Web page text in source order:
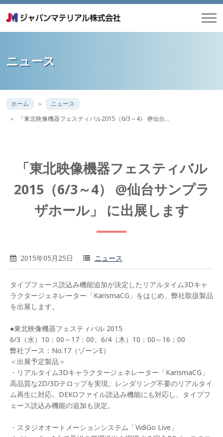
ニュース
ホーム
ニュース
「東北映像機器フェスティバル2015（6/3～4） @仙台…
「東北映像機器フェスティバル
2015（6/3～4） @仙台サンプラ
ザホール」 に出展します
2015年05月25日 ニュース
タイプフェース読込み機能追加が決定したリアルタイム3Dキャ
ラクタージェネレーター「KarismaCG」をはじめ、弊社取扱製品
を出展します。
●東北映像機器フェスティバル 2015
6/3（水）10：00～17：00、6/4（木）10：00～16：00
弊社ブース：No.17（ゾーンE）
＜出展予定製品＞
・リアルタイム3Dキャラクタージェネレーター「KarismaCG」
高品質な2D/3Dテロップを実現。レンダリング不要のリアルタイ
ム再生に対応。DEKOファイル読込み機能にも対応し、タイプフ
ェース読込み機能の追加も決定。
・スタジオオートメーションシステム「VidiGo Live」